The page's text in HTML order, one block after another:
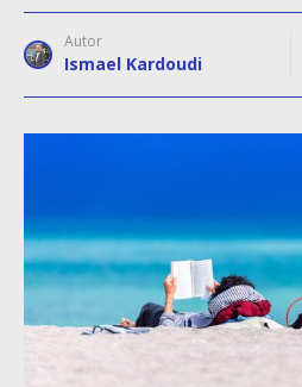
Autor
Ismael Kardoudi